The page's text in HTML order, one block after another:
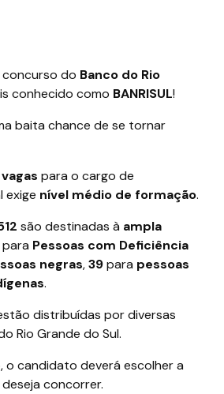
concurso do Banco do Rio
conhecido como BANRISUL!
baita chance de se tornar
para o cargo de
exige nível médio de formação.
são destinadas à ampla
para Pessoas com Deficiência
negras,39para pessoas
.
distribuídas por diversas
Rio Grande do Sul.
o candidato deverá escolher a
concorrer.